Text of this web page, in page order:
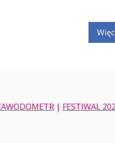
| FESTIWAL